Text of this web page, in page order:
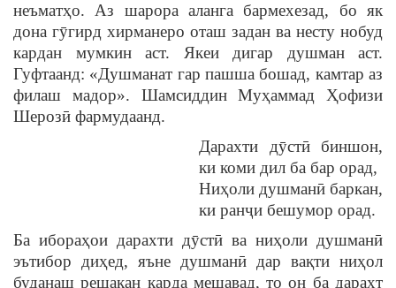
неъматҳо. Аз шарора аланга бармехезад, бо як
дона гӯгирд хирманеро оташ задан ва несту нобуд
кардан мумкин аст. Якеи дигар душман аст.
Гуфтаанд: «Душманат гар пашша бошад, камтар аз
филаш мадор». Шамсиддин Муҳаммад Ҳофизи
Шерозӣ фармудаанд.
Дарахти дӯстӣ биншон,
ки коми дил ба бар орад,
Ниҳоли душманӣ баркан,
ки ранҷи бешумор орад.
Ба ибораҳои дарахти дӯстӣ ва ниҳоли душманӣ
эътибор диҳед, яъне душманӣ дар вақти ниҳол
буданаш решакан карда мешавад, то он ба дарахт